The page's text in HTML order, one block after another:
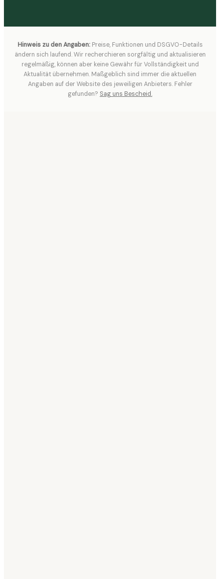
Hinweis zu den Angaben: Preise, Funktionen und DSGVO-Details
ändern sich laufend. Wir recherchieren sorgfältig und aktualisieren
regelmäßig, können aber keine Gewähr für Vollständigkeit und
Aktualität übernehmen. Maßgeblich sind immer die aktuellen
Angaben auf der Website des jeweiligen Anbieters. Fehler
gefunden? Sag uns Bescheid.